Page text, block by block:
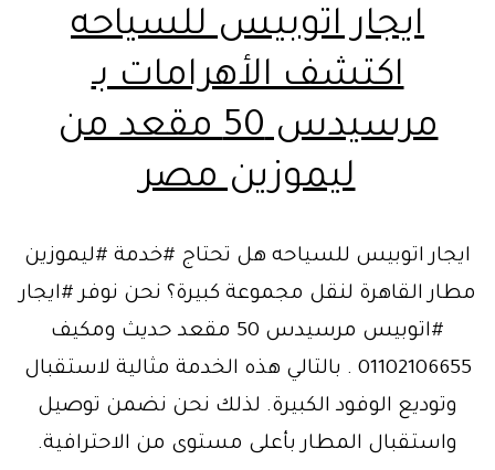
ايجار اتوبيس للسياحه
اكتشف الأهرامات بـ
مرسيدس 50 مقعد من
ليموزين مصر
ايجار اتوبيس للسياحه هل تحتاج #خدمة #ليموزين
مطار القاهرة لنقل مجموعة كبيرة؟ نحن نوفر #ايجار
#اتوبيس مرسيدس 50 مقعد حديث ومكيف
01102106655 . بالتالي هذه الخدمة مثالية لاستقبال
وتوديع الوفود الكبيرة. لذلك نحن نضمن توصيل
واستقبال المطار بأعلى مستوى من الاحترافية.